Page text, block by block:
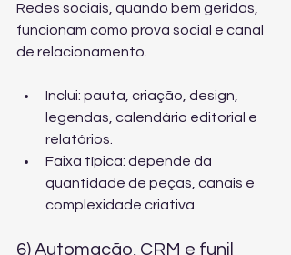
Redes sociais, quando bem geridas,
funcionam como prova social e canal
de relacionamento.
Inclui: pauta, criação, design,
legendas, calendário editorial e
relatórios.
Faixa típica: depende da
quantidade de peças, canais e
complexidade criativa.
6) Automação, CRM e funil